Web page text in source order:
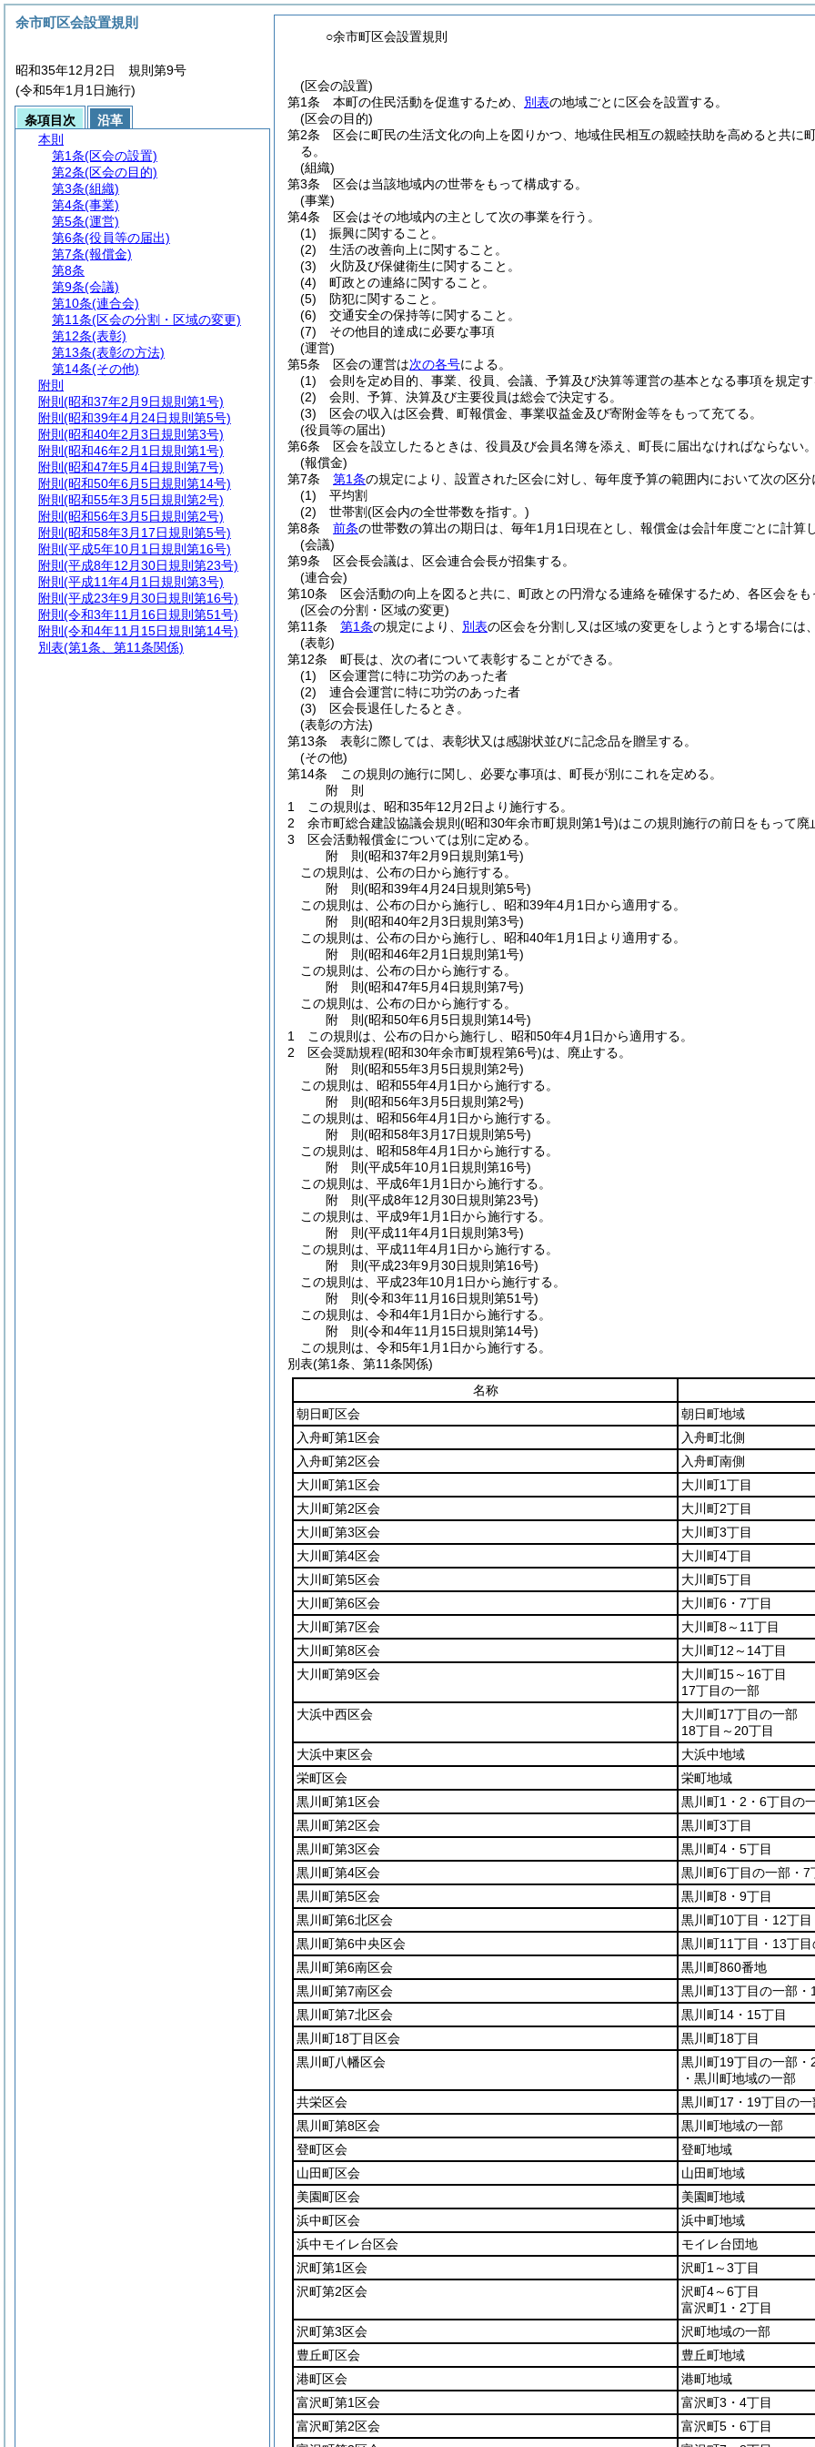
○余市町区会設置規則
(区会の設置)
第1条
本町の住民活動を促進するため、 別表の地域ごとに区会を設置する。
(区会の目的)
第2条
区会に町民の生活文化の向上を図りかつ、地域住民相互の親睦扶助を高めると共
る。
(組織)
第3条
区会は当該地域内の世帯をもって構成する。
(事業)
第4条
区会はその地域内の主として次の事業を行う。
(1)
振興に関すること。
(2)
生活の改善向上に関すること。
(3)
火防及び保健衛生に関すること。
(4)
町政との連絡に関すること。
(5)
防犯に関すること。
(6)
交通安全の保持等に関すること。
(7)
その他目的達成に必要な事項
(運営)
第5条
区会の運営は次の各号による。
(1)
会則を定め目的、事業、役員、会議、予算及び決算等運営の基本となる事項を規定
(2)
会則、予算、決算及び主要役員は総会で決定する。
(3)
区会の収入は区会費、町報償金、事業収益金及び寄附金等をもって充てる。
(役員等の届出)
第6条
区会を設立したるときは、役員及び会員名簿を添え、町長に届出なければならない
(報償金)
第7条
第1条の規定により、設置された区会に対し、毎年度予算の範囲内において次の区
(1)
平均割
(2)
世帯割(区会内の全世帯数を指す。)
第8条
前条の世帯数の算出の期日は、毎年1月1日現在とし、報償金は会計年度ごとに計算
(会議)
第9条
区会長会議は、区会連合会長が招集する。
(連合会)
第10条
区会活動の向上を図ると共に、町政との円滑なる連絡を確保するため、各区会を
(区会の分割・区域の変更)
第11条
第1条の規定により、 別表の区会を分割し又は区域の変更をしようとする場合には
(表彰)
第12条
町長は、次の者について表彰することができる。
(1)
区会運営に特に功労のあった者
(2)
連合会運営に特に功労のあった者
(3)
区会長退任したるとき。
(表彰の方法)
第13条
表彰に際しては、表彰状又は感謝状並びに記念品を贈呈する。
(その他)
第14条
この規則の施行に関し、必要な事項は、町長が別にこれを定める。
附 則
1
この規則は、昭和35年12月2日より施行する。
2
余市町総合建設協議会規則 (昭和30年余市町規則第1号)はこの規則施行の前日をもって廃
3
区会活動報償金については別に定める。
附 則(昭和37年2月9日規則第1号)
この規則は、公布の日から施行する。
附 則(昭和39年4月24日規則第5号)
この規則は、公布の日から施行し、昭和39年4月1日から適用する。
附 則(昭和40年2月3日規則第3号)
この規則は、公布の日から施行し、昭和40年1月1日より適用する。
附 則(昭和46年2月1日規則第1号)
この規則は、公布の日から施行する。
附 則(昭和47年5月4日規則第7号)
この規則は、公布の日から施行する。
附 則(昭和50年6月5日規則第14号)
1
この規則は、公布の日から施行し、昭和50年4月1日から適用する。
2
区会奨励規程(昭和30年余市町規程第6号)は、廃止する。
附 則(昭和55年3月5日規則第2号)
この規則は、昭和55年4月1日から施行する。
附 則(昭和56年3月5日規則第2号)
この規則は、昭和56年4月1日から施行する。
附 則(昭和58年3月17日規則第5号)
この規則は、昭和58年4月1日から施行する。
附 則(平成5年10月1日規則第16号)
この規則は、平成6年1月1日から施行する。
附 則(平成8年12月30日規則第23号)
この規則は、平成9年1月1日から施行する。
附 則(平成11年4月1日規則第3号)
この規則は、平成11年4月1日から施行する。
附 則(平成23年9月30日規則第16号)
この規則は、平成23年10月1日から施行する。
附 則(令和3年11月16日規則第51号)
この規則は、令和4年1月1日から施行する。
附 則(令和4年11月15日規則第14号)
この規則は、令和5年1月1日から施行する。
別表(第1条、第11条関係)
名称
朝日町区会
朝日町地域
入舟町第1区会
入舟町北側
入舟町第2区会
入舟町南側
大川町第1区会
大川町1丁目
大川町第2区会
大川町2丁目
大川町第3区会
大川町3丁目
大川町第4区会
大川町4丁目
大川町第5区会
大川町5丁目
大川町第6区会
大川町6・7丁目
大川町第7区会
大川町8～11丁目
大川町第8区会
大川町12～14丁目
大川町第9区会
大川町15～16丁目
17丁目の一部
大浜中西区会
大川町17丁目の一部
18丁目～20丁目
大浜中東区会
大浜中地域
栄町区会
栄町地域
黒川町第1区会
黒川町1・2・6丁目の
黒川町第2区会
黒川町3丁目
黒川町第3区会
黒川町4・5丁目
黒川町第4区会
黒川町6丁目の一部・7
黒川町第5区会
黒川町8・9丁目
黒川町第6北区会
黒川町10丁目・12丁目
黒川町第6中央区会
黒川町11丁目・13丁
黒川町第6南区会
黒川町860番地
黒川町第7南区会
黒川町13丁目の一部・
黒川町第7北区会
黒川町14・15丁目
黒川町18丁目区会
黒川町18丁目
黒川町八幡区会
黒川町19丁目の一部・
・黒川町地域の一部
共栄区会
黒川町17・19丁目の一
黒川町第8区会
黒川町地域の一部
登町区会
登町地域
山田町区会
山田町地域
美園町区会
美園町地域
浜中町区会
浜中町地域
浜中モイレ台区会
モイレ台団地
沢町第1区会
沢町1～3丁目
沢町第2区会
沢町4～6丁目
富沢町1・2丁目
沢町第3区会
沢町地域の一部
豊丘町区会
豊丘町地域
港町区会
港町地域
富沢町第1区会
富沢町3・4丁目
富沢町第2区会
富沢町5・6丁目
余市町区会設置規則
昭和35年12月2日 規則第9号
(令和5年1月1日施行)
条項目次
沿革
本則
第1条(区会の設置)
第2条(区会の目的)
第3条(組織)
第4条(事業)
第5条(運営)
第6条(役員等の届出)
第7条(報償金)
第8条
第9条(会議)
第10条(連合会)
第11条(区会の分割・区域の変更)
第12条(表彰)
第13条(表彰の方法)
第14条(その他)
附則
附則 (昭和37年2月9日規則第1号)
附則 (昭和39年4月24日規則第5号)
附則 (昭和40年2月3日規則第3号)
附則 (昭和46年2月1日規則第1号)
附則 (昭和47年5月4日規則第7号)
附則 (昭和50年6月5日規則第14号)
附則 (昭和55年3月5日規則第2号)
附則 (昭和56年3月5日規則第2号)
附則 (昭和58年3月17日規則第5号)
附則 (平成5年10月1日規則第16号)
附則 (平成8年12月30日規則第23号)
附則 (平成11年4月1日規則第3号)
附則 (平成23年9月30日規則第16号)
附則 (令和3年11月16日規則第51号)
附則 (令和4年11月15日規則第14号)
別表(第1条、第11条関係)